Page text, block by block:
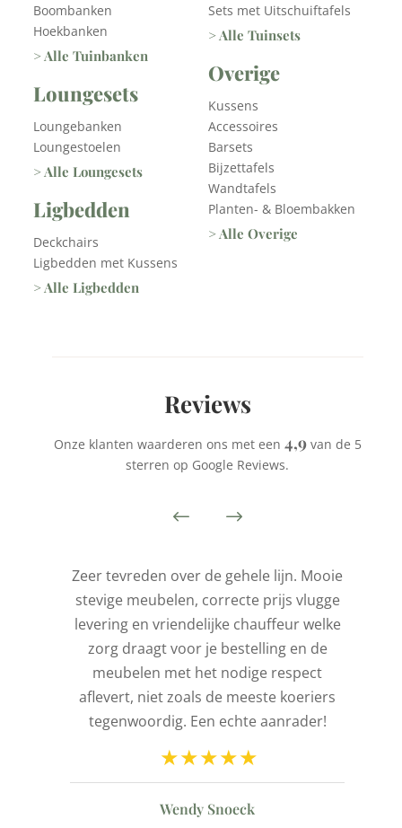
Boombanken
Hoekbanken
> Alle Tuinbanken
Loungesets
Loungebanken
Loungestoelen
> Alle Loungesets
Ligbedden
Deckchairs
Ligbedden met Kussens
> Alle Ligbedden
Sets met Uitschuiftafels
> Alle Tuinsets
Overige
Kussens
Accessoires
Barsets
Bijzettafels
Wandtafels
Planten- & Bloembakken
> Alle Overige
Reviews
Onze klanten waarderen ons met een 4,9van de 5
sterren op Google Reviews.
Zeer tevreden over de gehele lijn. Mooie
stevige meubelen, correcte prijs vlugge
levering en vriendelijke chauffeur welke
zorg draagt voor je bestelling en de
meubelen met het nodige respect
aflevert, niet zoals de meeste koeriers
tegenwoordig. Een echte aanrader!
Wendy Snoeck